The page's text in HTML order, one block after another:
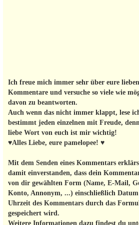
Ich freue mich immer sehr über eure lieben
Kommentare und versuche so viele wie
davon zu beantworten.
Auch wenn das nicht immer klappt, lese
bestimmt jeden einzelnen mit Freude,
liebe Wort von euch ist mir wichtig!
♥Alles Liebe, eure pamelopee! ♥
Mit dem Senden eines Kommentars
damit einverstanden, dass dein
von dir gewählten Form (Name, E-Mail,
Konto, Annonym, ...) einschließlich
Uhrzeit des Kommentars durch das
gespeichert wird.
Weitere Informationen dazu findest du